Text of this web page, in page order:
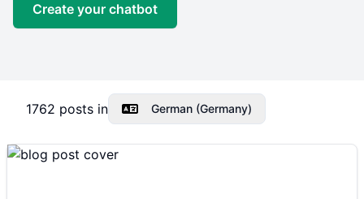
Create your chatbot
1762 posts in German (Germany)